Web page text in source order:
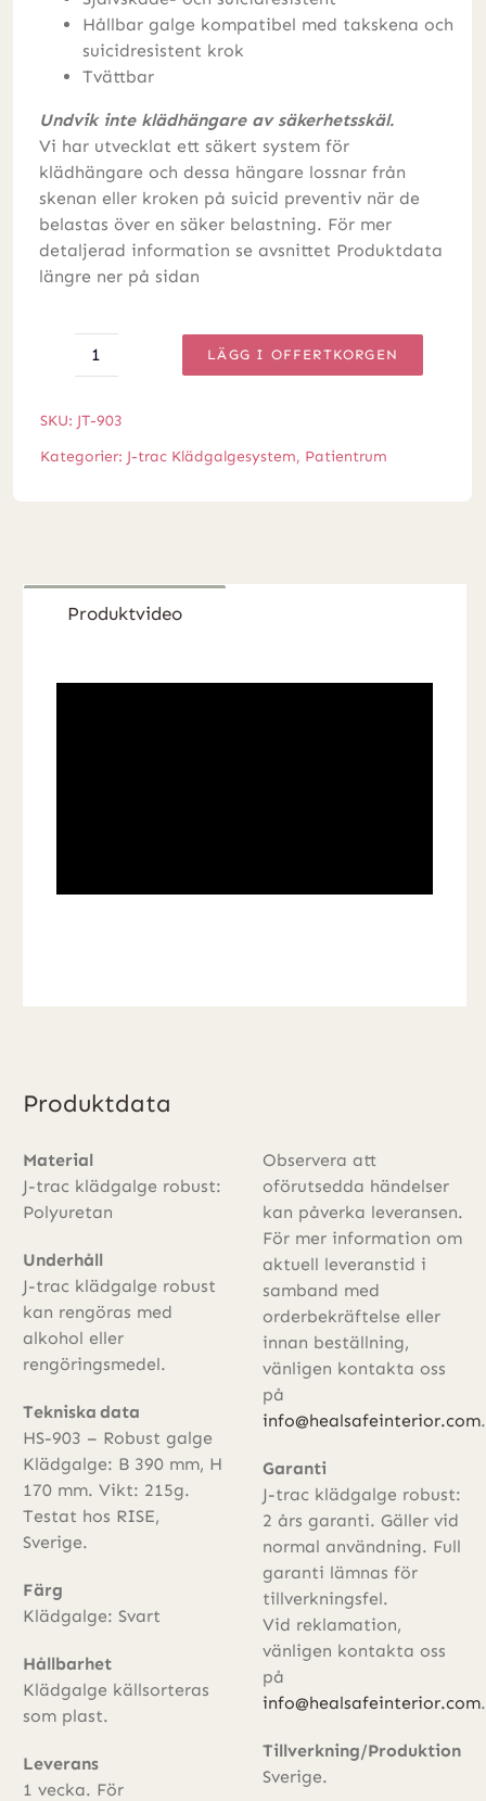
Hållbar galge kompatibel med takskena och
suicidresistent krok
Tvättbar
Undvik inte klädhängare av säkerhetsskäl.
Vi har utvecklat ett säkert system för
klädhängare och dessa hängare lossnar från
skenan eller kroken på suicid preventiv när de
belastas över en säker belastning. För mer
detaljerad information se avsnittet Produktdata
längre ner på sidan
J-
klädgalge,
mängd
LÄGG I OFFERTKORGEN
SKU: JT-903
Kategorier: J-trac Klädgalgesystem, Patientrum
Produktvideo
Produktdata
Material
J-trac klädgalge robust:
Polyuretan
Underhåll
J-trac klädgalge robust
kan rengöras med
alkohol eller
rengöringsmedel.
Tekniska data
HS-903 – Robust galge
Klädgalge: B 390 mm, H
170 mm. Vikt: 215g.
Testat hos RISE,
Sverige.
Färg
Klädgalge: Svart
Hållbarhet
Klädgalge källsorteras
som plast.
Leverans
1 vecka. För
Observera att
oförutsedda händelser
kan påverka leveransen.
För mer information om
aktuell leveranstid i
samband med
orderbekräftelse eller
innan beställning,
vänligen kontakta oss
på
info@healsafeinterior.com.
Garanti
J-trac klädgalge robust:
2 års garanti. Gäller vid
normal användning. Full
garanti lämnas för
tillverkningsfel.
Vid reklamation,
vänligen kontakta oss
på
info@healsafeinterior.com.
Tillverkning/Produktion
Sverige.